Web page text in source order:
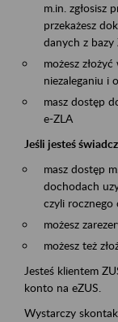
m.in. zgłosisz
przekażesz
danych z bazy
możesz
niezaleganiu i
masz dostęp
e-ZLA
Jeśli jesteś
masz dostęp
dochodach
czyli rocznego
możesz
możesz też
Jesteś klientem
konto na eZUS.
Wystarczy